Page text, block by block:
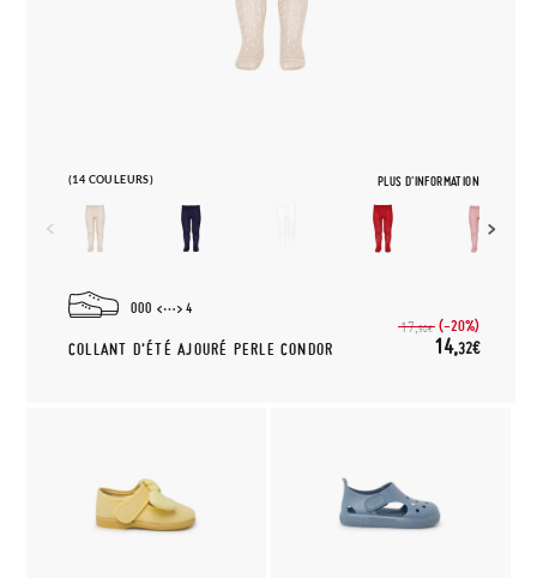
(14 COULEURS) PLUS D'INFORMATION
000 4
COLLANT D’ÉTÉ AJOURÉ PERLE CONDOR
17,90€ (-20%)
14,32€